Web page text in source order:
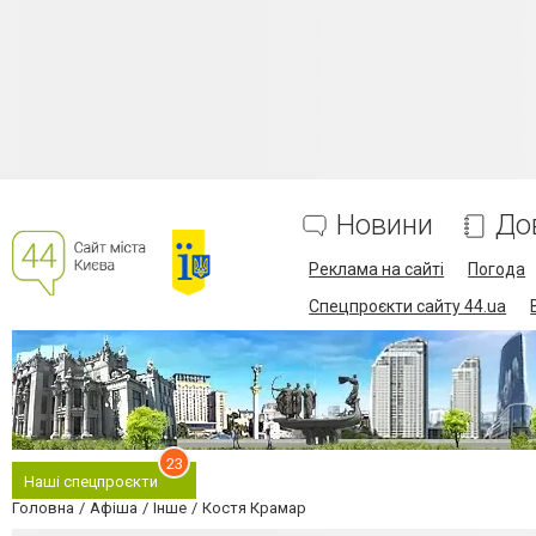
Новини
Реклама на сайті
Погода
Спецпроєкти сайту 44.ua
Наші спецпроєкти
23
Головна Афіша Інше Костя Крамар